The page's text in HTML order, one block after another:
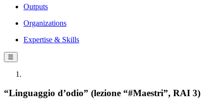
Outputs
Organizations
Expertise & Skills
☰
“Linguaggio d’odio” (lezione “#Maestri”, RAI 3)